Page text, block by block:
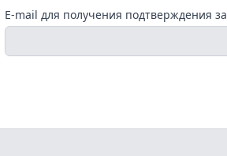
E-mail для получения подтверждения